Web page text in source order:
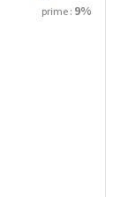
prime : 9%